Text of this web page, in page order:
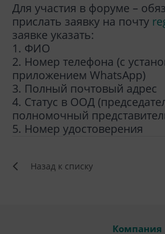
Для участия в форуме –
прислать заявку на почту
заявке указать:
1. ФИО
2. Номер телефона (с
приложением WhatsApp)
3. Полный почтовый адрес
4. Статус в ООД
полномочный
5. Номер удостоверения
Назад к списку
Компания